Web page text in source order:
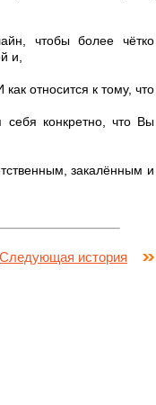
чтобы более чётко
и,
относится к тому, что
себя конкретно, что Вы
закалённым и
Следующая история